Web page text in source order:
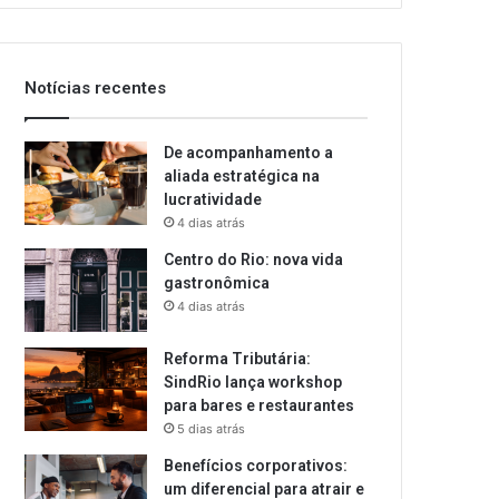
Notícias recentes
De acompanhamento a
aliada estratégica na
lucratividade
4 dias atrás
Centro do Rio: nova vida
gastronômica
4 dias atrás
Reforma Tributária:
SindRio lança workshop
para bares e restaurantes
5 dias atrás
Benefícios corporativos:
um diferencial para atrair e